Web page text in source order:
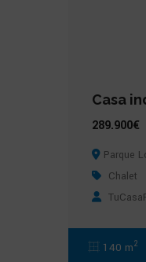
289.900€
Parque
Chalet
140 m2